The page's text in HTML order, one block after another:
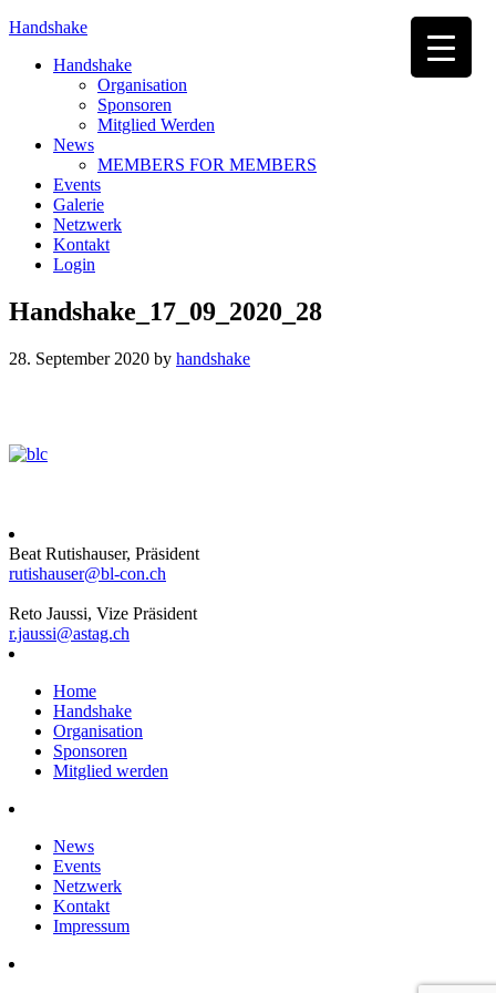
Handshake
Handshake
Organisation
Sponsoren
Mitglied Werden
News
MEMBERS FOR MEMBERS
Events
Galerie
Netzwerk
Kontakt
Login
Handshake_17_09_2020_28
28. September 2020 by handshake
Beat Rutishauser, Präsident
rutishauser@bl-con.ch
Reto Jaussi, Vize Präsident
r.jaussi@astag.ch
Home
Handshake
Organisation
Sponsoren
Mitglied werden
News
Events
Netzwerk
Kontakt
Impressum